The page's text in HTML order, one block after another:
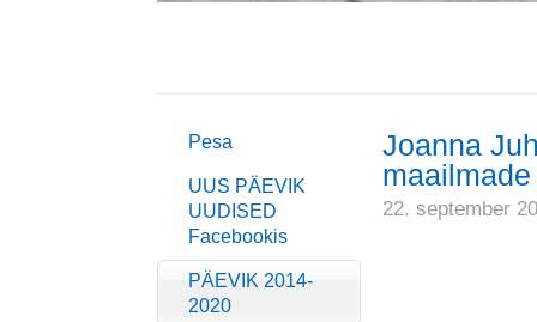
Pesa
UUS PÄEVIK
UUDISED
Facebookis
PÄEVIK 2014-
2020
Joanna
22. september